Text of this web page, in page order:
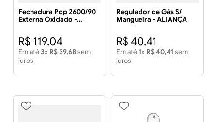
Fechadura Pop 2600/90
Externa Oxidado -
R$ 119,04
Em até 3x R$ 39,68sem
juros
Regulador de Gás S/
Mangueira - ALIANÇA
R$ 40,41
Em até 1x R$40,41 sem
juros